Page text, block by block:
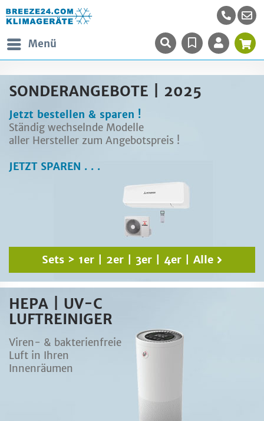
Menü
SONDERANGEBOTE | 2025
Jetzt bestellen & sparen !
Ständig wechselnde Modelle
aller Hersteller zum Angebotspreis !
JETZT SPAREN . . .
Sets > 1er 2er 3er 4er Alle
HEPA | UV-C
LUFTREINIGER
Viren- & bakterienfreie
Luft in Ihren
Innenräumen